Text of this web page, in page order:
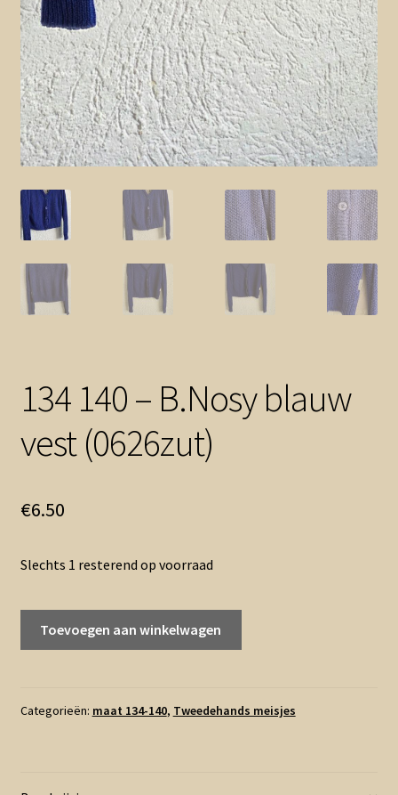
134 140 – B.Nosy blauw
vest (0626zut)
€6.50
Slechts 1 resterend op voorraad
blauw
Toevoegen aan winkelwagen
Categorieën: maat 134-140, Tweedehands meisjes